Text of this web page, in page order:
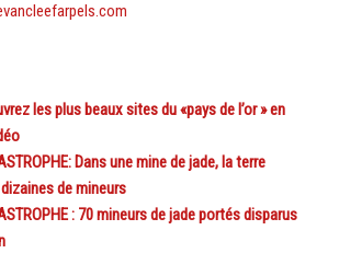
les plus beaux sites du «pays de l’or » en
Dans une mine de jade, la terre
de mineurs
: 70 mineurs de jade portés disparus